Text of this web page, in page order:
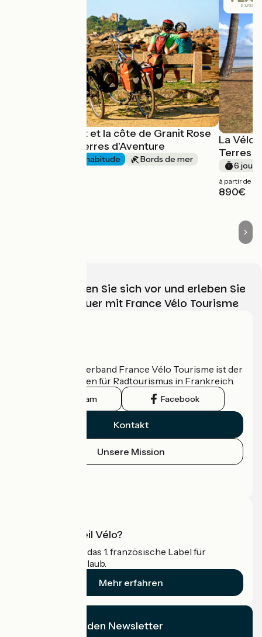
L'île de Bréhat et la côte de Granit Rose
à vélo avec Terres d'Aventure
J'ai l'habitude Bords de mer
La
Terres
6 jours
à partir de
890€
Wählen, bereiten Sie sich vor und erleben Sie
Ihr Radabenteuer mit France Vélo Tourisme
Der nationale Verband France Vélo Tourisme ist der
offizielle Leitfaden für Radtourismus in Frankreich.
Instagram Facebook
Kontakt
Unsere Mission
Was ist Accueil Vélo?
Accueil Vélo ist das 1. französische Label für
Radfahrer im Urlaub.
Mehr erfahren
Ich abonniere den Newsletter